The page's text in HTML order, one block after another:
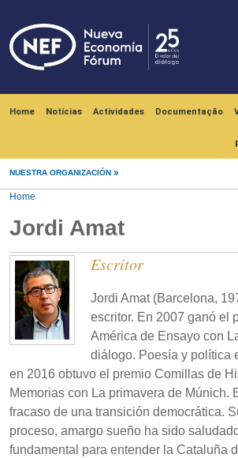
Home Notícias Actividades Documentação
NUESTRA ORGANIZACIÓN
Home
Jordi Amat
Escritor
Jordi Amat (Barcelona,
escritor. En 2007 ganó el
América de Ensayo con
diálogo. Poesía y política
en 2016 obtuvo el premio Comillas de
Memorias con La primavera de Múnich.
fracaso de una transición democrática.
proceso, amargo sueño ha sido
fundamental para entender la Cataluña